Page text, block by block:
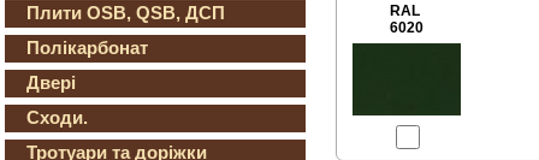
Плити OSB, QSB, ДСП
Полікарбонат
Двері
Сходи.
Тротуари та доріжки
RAL
6020